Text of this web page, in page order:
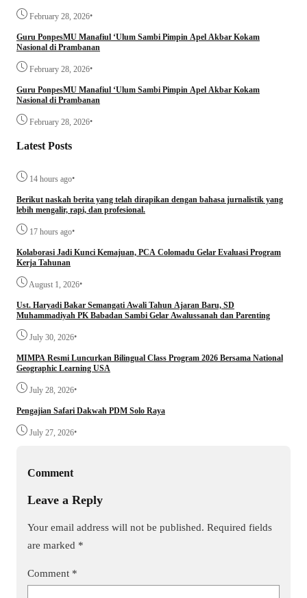
February 28, 2026•
Guru PonpesMU Manafiul ‘Ulum Sambi Pimpin Apel Akbar Kokam
Nasional di Prambanan
February 28, 2026•
Guru PonpesMU Manafiul ‘Ulum Sambi Pimpin Apel Akbar Kokam
Nasional di Prambanan
February 28, 2026•
Latest Posts
14 hours ago•
Berikut naskah berita yang telah dirapikan dengan bahasa jurnalistik yang
lebih mengalir, rapi, dan profesional.
17 hours ago•
Kolaborasi Jadi Kunci Kemajuan, PCA Colomadu Gelar Evaluasi Program
Kerja Tahunan
August 1, 2026•
Ust. Haryadi Bakar Semangati Awali Tahun Ajaran Baru, SD
Muhammadiyah PK Babadan Sambi Gelar Awalussanah dan Parenting
July 30, 2026•
MIMPA Resmi Luncurkan Bilingual Class Program 2026 Bersama National
Geographic Learning USA
July 28, 2026•
Pengajian Safari Dakwah PDM Solo Raya
July 27, 2026•
Comment
Leave a Reply
Your email address will not be published. Required fields
are marked *
Comment *